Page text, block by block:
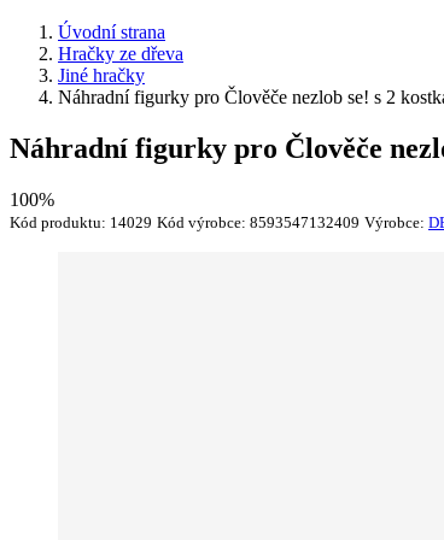
Úvodní strana
Hračky ze dřeva
Jiné hračky
Náhradní figurky pro Člověče nezlob se! s 2
Náhradní figurky pro Člověče
100%
Kód produktu: 14029 Kód výrobce: 8593547132409 Výrobce: